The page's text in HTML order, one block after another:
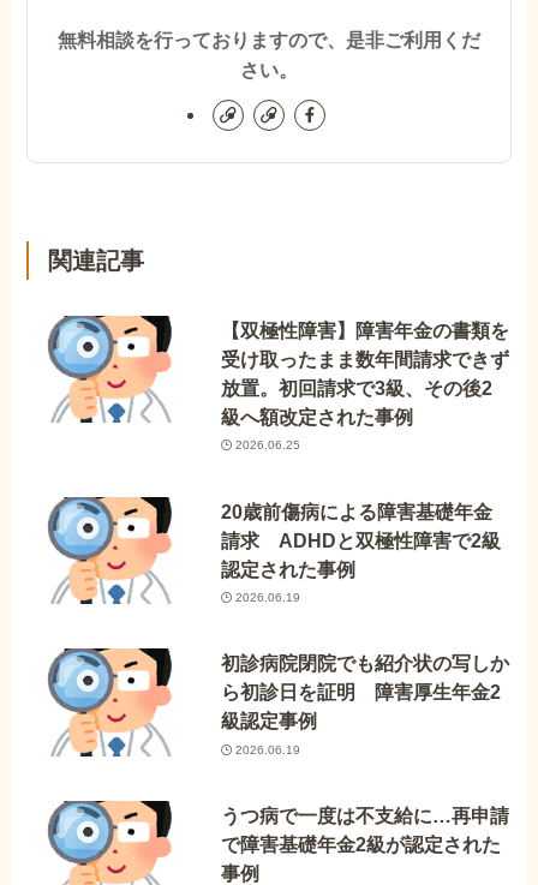
無料相談を行っておりますので、是非ご利用くだ
さい。
関連記事
【双極性障害】障害年金の書類を
受け取ったまま数年間請求できず
放置。初回請求で3級、その後2
級へ額改定された事例
2026.06.25
20歳前傷病による障害基礎年金
請求 ADHDと双極性障害で2級
認定された事例
2026.06.19
初診病院閉院でも紹介状の写しか
ら初診日を証明 障害厚生年金2
級認定事例
2026.06.19
うつ病で一度は不支給に…再申請
で障害基礎年金2級が認定された
事例